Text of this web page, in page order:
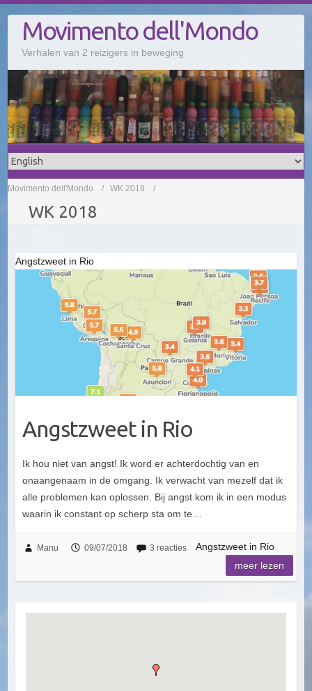
Movimento dell'Mondo
Verhalen van 2 reizigers in beweging
Movimento dell'Mondo WK 2018
WK 2018
Angstzweet in Rio
Angstzweet in Rio
Ik hou niet van angst! Ik word er achterdochtig van en
onaangenaam in de omgang. Ik verwacht van mezelf dat ik
alle problemen kan oplossen. Bij angst kom ik in een modus
waarin ik constant op scherp sta om te…
Manu 09/07/2018 3 reacties
Angstzweet in Rio
meer lezen